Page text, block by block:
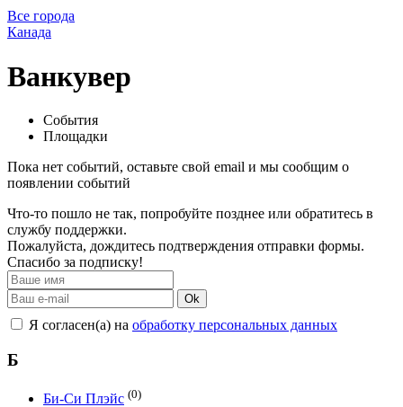
Все города
Канада
Ванкувер
События
Площадки
Пока нет событий, оставьте свой email и мы сообщим о
появлении событий
Что-то пошло не так, попробуйте позднее или обратитесь в
службу поддержки.
Пожалуйста, дождитесь подтверждения отправки формы.
Спасибо за подписку!
Ok
Я согласен(а) на обработку персональных данных
Б
Би-Си Плэйс (0)